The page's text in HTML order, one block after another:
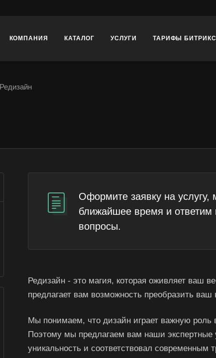
КОМПАНИЯ КАТАЛОГ УСЛУГИ ТАРИФЫ
Редизайн
Оформите заявку на
ближайшее время и ответим
вопросы.
Редизайн - это магия, которая оживляет ваш
предлагает вам возможность преобразить
Мы понимаем, что дизайн играет важную роль
Поэтому мы предлагаем вам наши экспертные
уникальность и соответствовал современным